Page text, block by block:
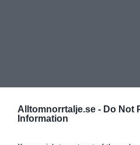
Alltomnorrtalje.se - Do Not
Information